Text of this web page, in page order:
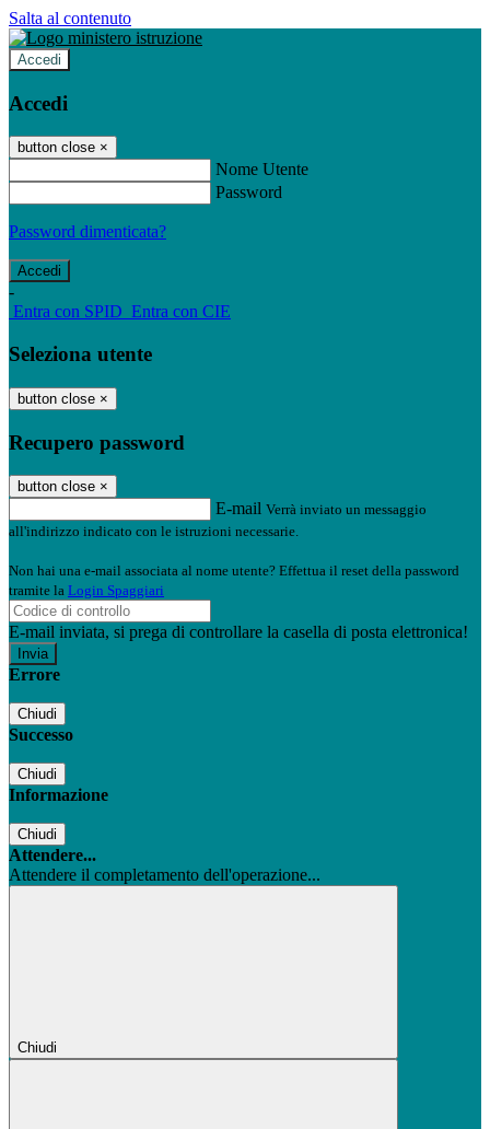
Salta al contenuto
Accedi
Accedi
button close ×
Nome Utente
Password
Password dimenticata?
-
Entra con SPID Entra con CIE
Seleziona utente
button close ×
Recupero password
button close ×
E-mail Verrà inviato un messaggio
all'indirizzo indicato con le istruzioni necessarie.
Non hai una e-mail associata al nome utente? Effettua il reset della password
tramite la Login Spaggiari
E-mail inviata, si prega di controllare la casella di posta elettronica!
Errore
Chiudi
Successo
Chiudi
Informazione
Chiudi
Attendere...
Attendere il completamento dell'operazione...
Chiudi